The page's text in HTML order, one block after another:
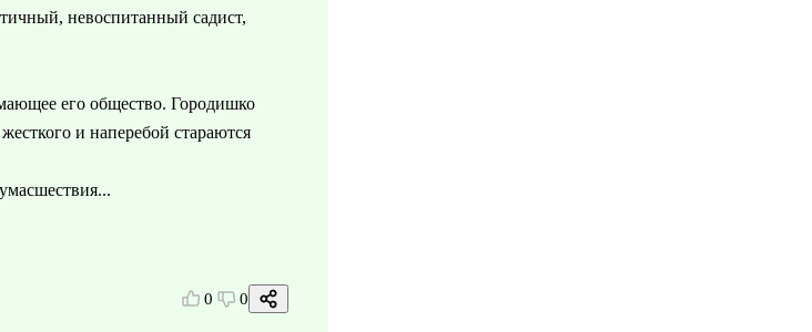
невоспитанный садист,
его общество. Городишко
и наперебой стараются
0 0